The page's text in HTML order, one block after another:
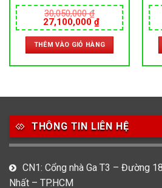
LOẠI – AUTOMATIC – SIZE
42MM – MÁY THỤY SỸ
30,050,000₫
Giá
gốc
là:
30,050,000 ₫.
27,100,000₫Giá
hiện
tại
là:
27,100,000 ₫.
THÊM VÀO GIỎ HÀNG
THÔNG TIN LIÊN HỆ
CN1: Cổng nhà Ga T3 – Đường
Nhất – TP.HCM